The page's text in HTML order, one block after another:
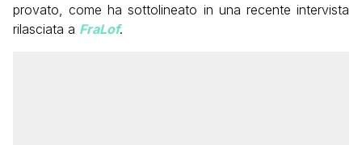
provato, come ha sottolineato in una recente intervista
rilasciata a FraLof.